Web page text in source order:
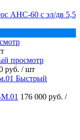
АНС-60 с эл/дв 5,5
просмотр
руб. / шт
Быстрый
176 000 руб. /